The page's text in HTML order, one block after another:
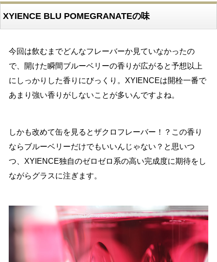
XYIENCE BLU POMEGRANATEの味
今回は飲むまでどんなフレーバーか見ていなかったの
で、開けた瞬間ブルーベリーの香りが広がると予想以上
にしっかりした香りにびっくり。XYIENCEは開栓一番で
あまり強い香りがしないことが多いんですよね。
しかも改めて缶を見るとザクロフレーバー！？この香り
ならブルーベリーだけでもいいんじゃない？と思いつ
つ、XYIENCE独自のゼロゼロ系の高い完成度に期待をし
ながらグラスに注ぎます。